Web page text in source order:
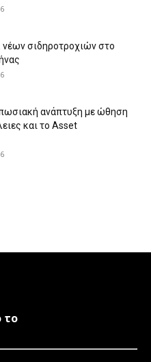
νέων σιδηροτροχιών στο
ανάπτυξη με ώθηση
και το Asset
το